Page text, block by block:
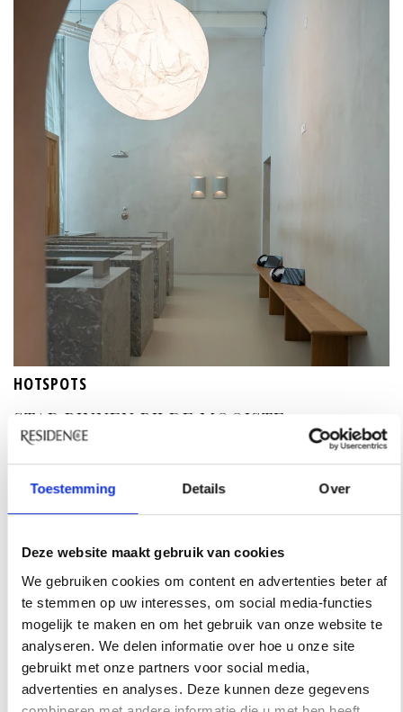
Toestemming Details Over
Deze website maakt gebruik van cookies
We gebruiken cookies om content en advertenties beter af
te stemmen op uw interesses, om social media-functies
mogelijk te maken en om het gebruik van onze website te
analyseren. We delen informatie over hoe u onze site
gebruikt met onze partners voor social media,
advertenties en analyses. Deze kunnen deze gegevens
HOTSPOTS
STAP BINNEN BIJ DE MOOISTE
SCHOONHEIDSSALONS VAN AMSTERDAM
Vier schoonheidssalons in Amsterdam waar je niet
alleen voor de behandeling komt, maar ook voor het
interieur. Ontdek de mooiste beautyplekken van de